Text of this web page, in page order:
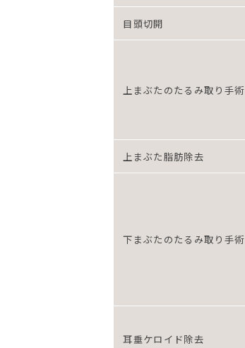
目頭切開
上まぶたのたるみ取り手術
上まぶた脂肪除去
下まぶたのたるみ取り手術
耳垂ケロイド除去